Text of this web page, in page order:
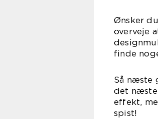
Ønsker
overveje
finde
Så næste
det næste
effekt,
spist!